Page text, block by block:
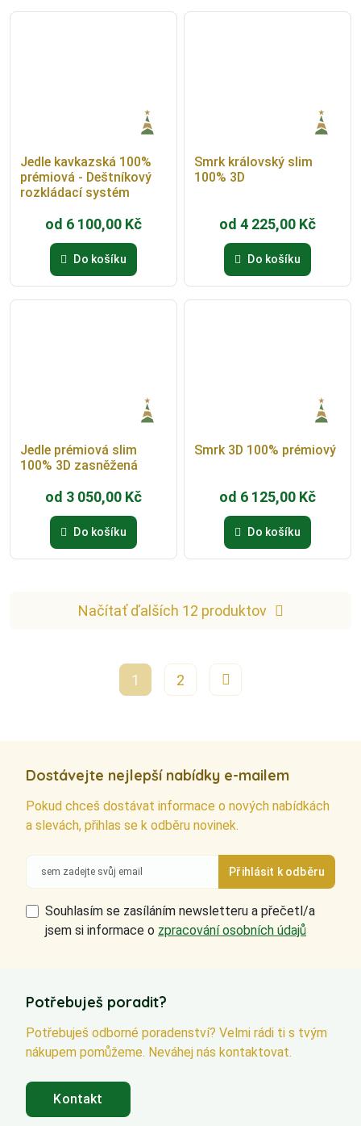
Jedle kavkazská 100%
prémiová - Deštníkový
rozkládací systém
od 6 100,00 Kč
Do košíku
Smrk královský slim
100% 3D
od 4 225,00 Kč
Do košíku
Jedle prémiová slim
100% 3D zasněžená
od 3 050,00 Kč
Do košíku
Smrk 3D 100% prémiový
od 6 125,00 Kč
Do košíku
Načítať ďalších 12 produktov
1 2
Dostávejte nejlepší nabídky e-mailem
Pokud chceš dostávat informace o nových nabídkách
a slevách, přihlas se k odběru novinek.
Souhlasím se zasíláním newsletteru a přečetl/a
jsem si informace o zpracování osobních údajů
Potřebuješ poradit?
Potřebuješ odborné poradenství? Velmi rádi ti s tvým
nákupem pomůžeme. Neváhej nás kontaktovat.
Kontakt